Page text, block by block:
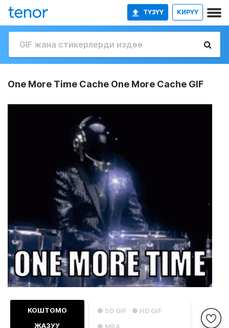
ТҮЗҮҮ КИРҮҮ
One More Time Cache One More Cache GIF
● SD GIF
● HD GIF
КОШТОМО
ЖАЗУУ